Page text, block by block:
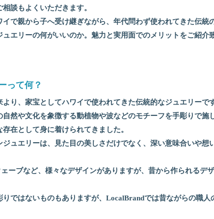
談もよくいただきます。
で親から子へ受け継ぎながら、年代問わず使われてきた伝統
エリーの何がいいのか。魅力と実用面でのメリットをご紹介
って何？
り、家宝としてハワイで使われてきた伝統的なジュエリーです
然や文化を象徴する動植物や波などのモチーフを手彫りで施
在として身に着けられてきました。
ュエリーは、見た目の美しさだけでなく、深い意味合いや想
ーブなど、様々なデザインがありますが、昔から作られるデ
ではないものもありますが、LocalBrandでは昔ながらの職人